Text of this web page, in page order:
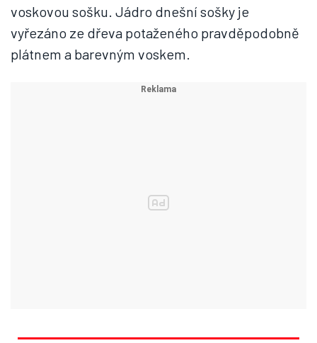
voskovou sošku. Jádro dnešní sošky je
vyřezáno ze dřeva potaženého pravděpodobně
plátnem a barevným voskem.